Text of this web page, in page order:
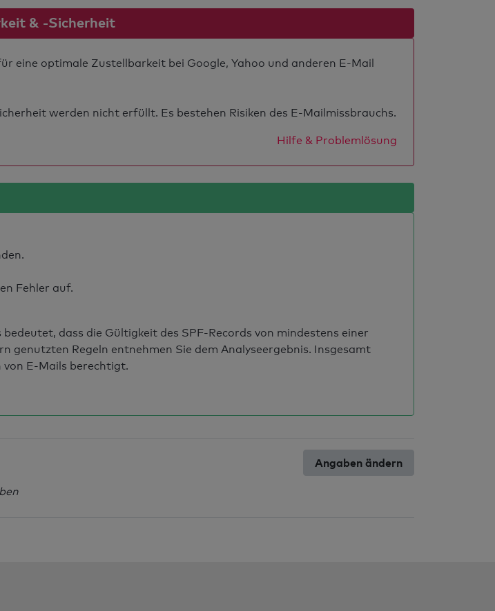
& -Sicherheit
eine optimale Zustellbarkeit bei Google, Yahoo und anderen E-Mail
werden nicht erfüllt. Es bestehen Risiken des E-Mailmissbrauchs.
Hilfe & Problemlösung
Fehler auf.
dass die Gültigkeit des SPF-Records von mindestens einer
Regeln entnehmen Sie dem Analyseergebnis. Insgesamt
von E-Mails berechtigt.
Angaben ändern